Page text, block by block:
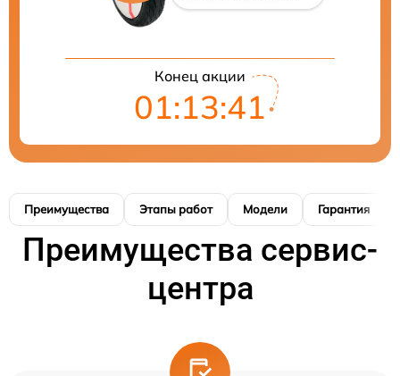
Конец акции
01:13:41
Преимущества Этапы работ Модели Гарантия
Преимущества сервис-
центра